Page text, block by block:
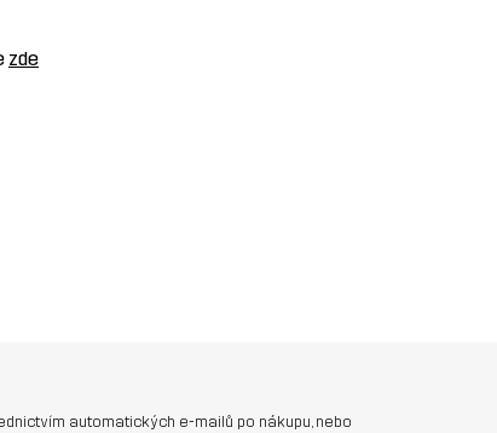
zde
automatických e-mailů po nákupu, nebo